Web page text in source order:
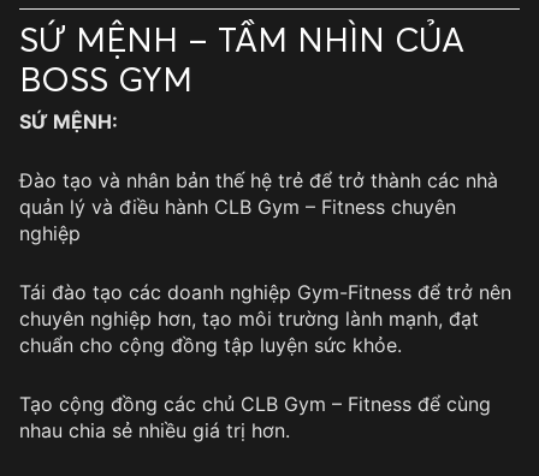
SỨ MỆNH – TẦM NHÌN CỦA
BOSS GYM
SỨ MỆNH:
Đào tạo và nhân bản thế hệ trẻ để trở thành các nhà
quản lý và điều hành CLB Gym – Fitness chuyên
nghiệp
Tái đào tạo các doanh nghiệp Gym-Fitness để trở nên
chuyên nghiệp hơn, tạo môi trường lành mạnh, đạt
chuẩn cho cộng đồng tập luyện sức khỏe.
Tạo cộng đồng các chủ CLB Gym – Fitness để cùng
nhau chia sẻ nhiều giá trị hơn.